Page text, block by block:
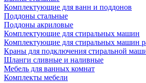
Комплектующие для ванн и поддонов
Поддоны стальные
Поддоны акриловые
Комплектующие для стиральных машин
Комплектующие для стиральных машин
Краны для подключения стиральной
Шланги сливные и наливные
Мебель для ванных комнат
Комплекты мебели